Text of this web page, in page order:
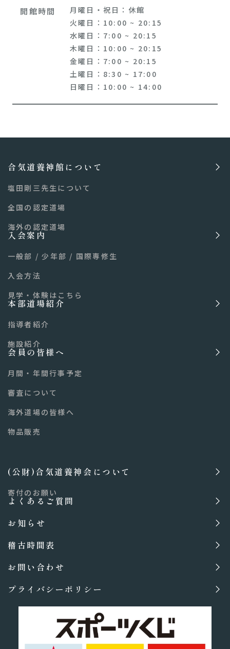
開館時間
月曜日・祝日：休館
火曜日：10:00 ~ 20:15
水曜日：7:00 ~ 20:15
木曜日：10:00 ~ 20:15
金曜日：7:00 ~ 20:15
土曜日：8:30 ~ 17:00
日曜日：10:00 ~ 14:00
合気道養神館について
塩田剛三先生について
全国の認定道場
海外の認定道場
入会案内
一般部 /少年部 / 国際専修生
入会方法
見学・体験はこちら
本部道場紹介
指導者紹介
施設紹介
会員の皆様へ
月間・年間行事予定
審査について
海外道場の皆様へ
物品販売
(公財)合気道養神会について
寄付のお願い
よくあるご質問
お知らせ
稽古時間表
お問い合わせ
プライバシーポリシー